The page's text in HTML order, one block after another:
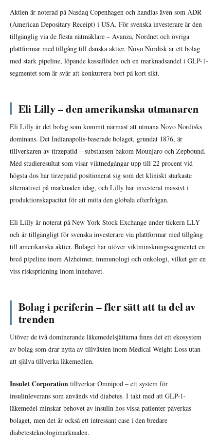
Aktien är noterad på Nasdaq Copenhagen och handlas även som ADR
(American Depositary Receipt) i USA. För svenska investerare är den
tillgänglig via de flesta nätmäklare – Avanza, Nordnet och övriga
plattformar med tillgång till danska aktier. Novo Nordisk är ett bolag
med stark pipeline, löpande kassaflöden och en marknadsandel i GLP-1-
segmentet som är svår att konkurrera bort på kort sikt.
Eli Lilly – den amerikanska utmanaren
Eli Lilly är det bolag som kommit närmast att utmana Novo Nordisks
dominans. Det Indianapolis-baserade bolaget, grundat 1876, är
tillverkaren av tirzepatid – substansen bakom Mounjaro och Zepbound.
Med studieresultat som visar viktnedgångar upp till 22 procent vid
högsta dos har tirzepatid positionerat sig som det kliniskt starkaste
alternativet på marknaden idag, och Lilly har investerat massivt i
produktionskapacitet för att möta den globala efterfrågan.
Eli Lilly är noterat på New York Stock Exchange under tickern LLY
och är tillgängligt för svenska investerare via plattformar med tillgång
till amerikanska aktier. Bolaget har utöver viktminskningssegmentet en
bred pipeline inom Alzheimer, immunologi och onkologi, vilket ger en
viss riskspridning inom innehavet.
Bolag i periferin – fler sätt att ta del av
trenden
Utöver de två dominerande läkemedelsjättarna finns det ett ekosystem
av bolag som drar nytta av tillväxten inom Medical Weight Loss utan
att själva tillverka läkemedlen.
Insulet Corporation tillverkar Omnipod – ett system för
insulinleverans som används vid diabetes. I takt med att GLP-1-
läkemedel minskar behovet av insulin hos vissa patienter påverkas
bolaget, men det är också ett intressant case i den bredare
diabetesteknologimarknaden.